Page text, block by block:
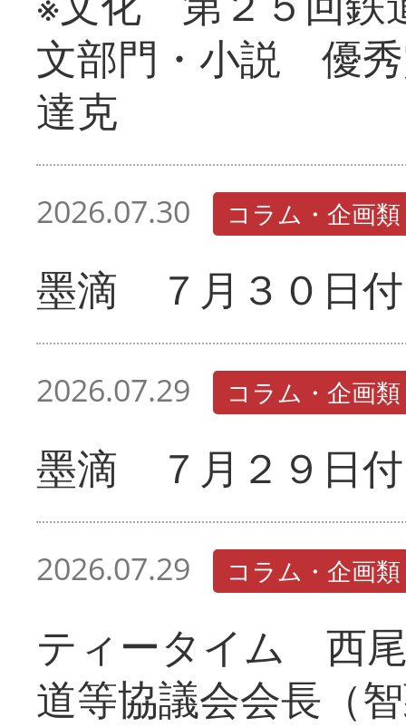
文部門・小説 優
達克
2026.07.30 コラム・企画類
墨滴 ７月３０日付
2026.07.29 コラム・企画類
墨滴 ７月２９日付
2026.07.29 コラム・企画類
ティータイム 西
道等協議会会長（